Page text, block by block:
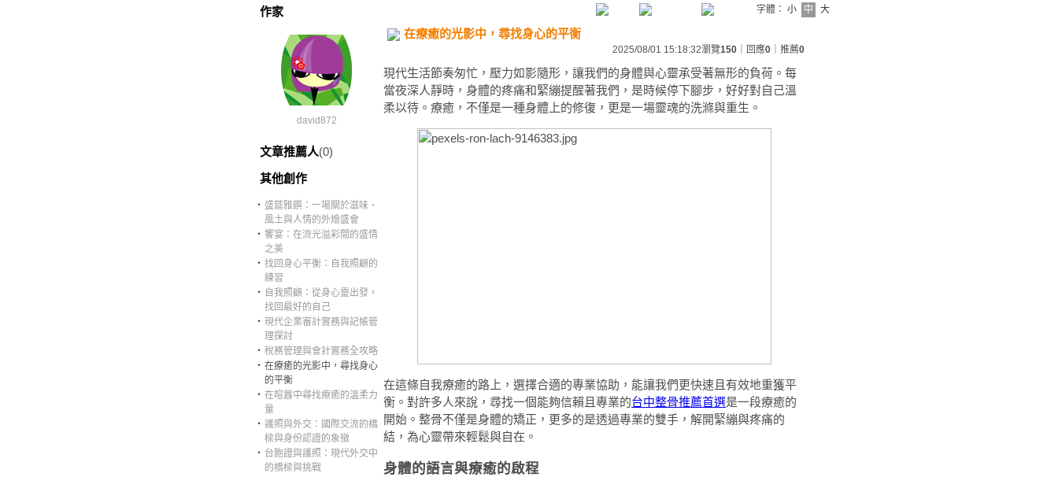
作家
david872
文章推薦人(0)
其他創作
‧ 盛筵雅饌：一場關於滋味、
風土與人情的外燴盛會
‧ 饗宴：在流光溢彩間的盛情
之美
‧ 找回身心平衡：自我照顧的
練習
‧ 自我照顧：從身心靈出發，
找回最好的自己
‧ 現代企業審計實務與記帳管
理探討
‧ 稅務管理與會計實務全攻略
‧ 在療癒的光影中，尋找身心
的平衡
‧ 在喧囂中尋找療癒的溫柔力
量
‧ 護照與外交：國際交流的橋
樑與身份認證的象徵
‧ 台胞證與護照：現代外交中
的橋樑與挑戰
字體： 小 中 大
在療癒的光影中，尋找身心的平衡
2025/08/01 15:18:32瀏覽150 ｜回應0 ｜推薦0
現代生活節奏匆忙，壓力如影隨形，讓我們的身體與心靈承受著無形的負荷。每
當夜深人靜時，身體的疼痛和緊繃提醒著我們，是時候停下腳步，好好對自己溫
柔以待。療癒，不僅是一種身體上的修復，更是一場靈魂的洗滌與重生。
在這條自我療癒的路上，選擇合適的專業協助，能讓我們更快速且有效地重獲平
衡。對許多人來說，尋找一個能夠信賴且專業的台中整骨推薦首選是一段療癒的
開始。整骨不僅是身體的矯正，更多的是透過專業的雙手，解開緊繃與疼痛的
結，為心靈帶來輕鬆與自在。
身體的語言與療癒的啟程